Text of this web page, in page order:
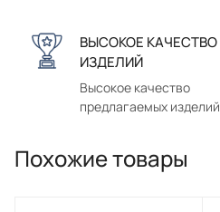
ВЫСОКОЕ КАЧЕСТВО
ИЗДЕЛИЙ
Высокое качество
предлагаемых изделий
Похожие товары